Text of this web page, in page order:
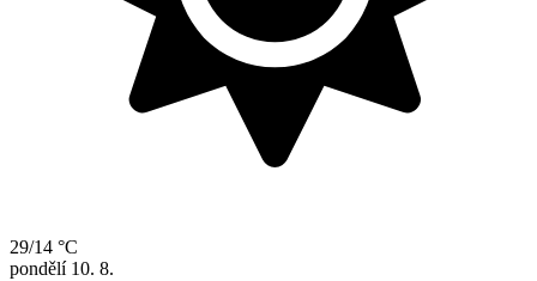
29/14 °C
pondělí 10. 8.